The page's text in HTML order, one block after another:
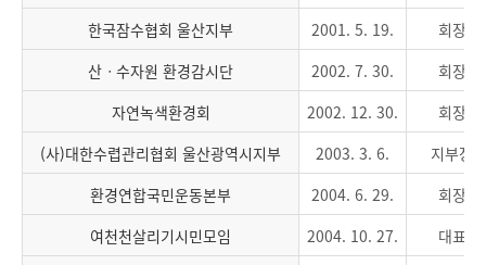
한국잠수협회 울산지부
2001. 5. 19.
회장
산ㆍ수자원 환경감시단
2002. 7. 30.
회장
자연녹색환경회
2002. 12. 30.
회장
(사)대한수렵관리협회 울산광역시지부
2003. 3. 6.
지부장
환경연합국민운동본부
2004. 6. 29.
회장
여천천살리기시민모임
2004. 10. 27.
대표